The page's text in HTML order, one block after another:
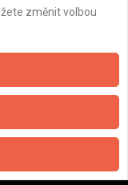
údajů
cookie
změnit volbou